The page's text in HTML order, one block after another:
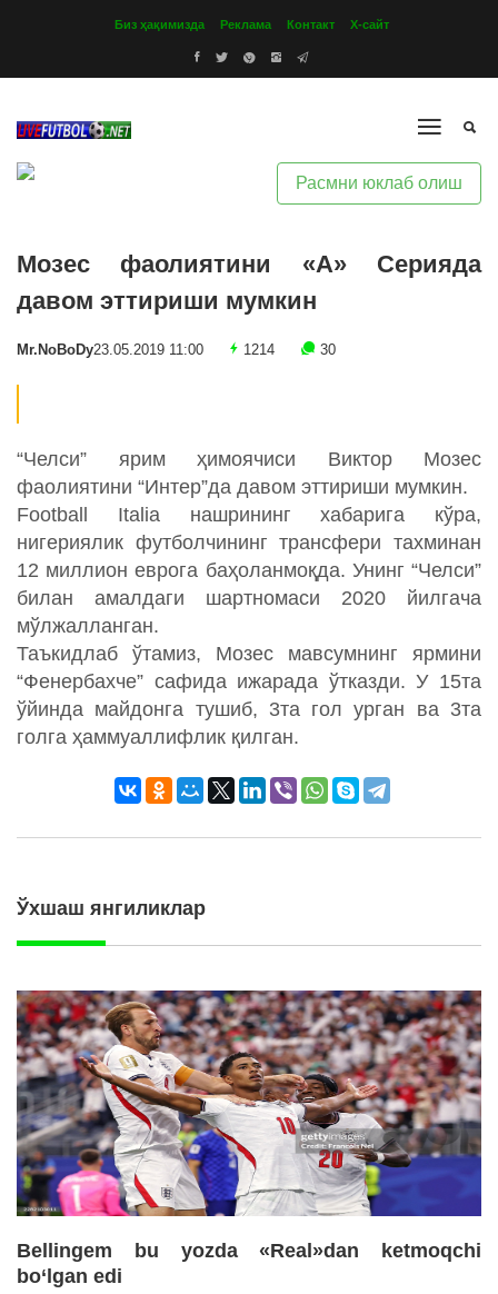
Биз ҳақимизда Реклама Контакт Х-сайт
Расмни юклаб олиш
Мозес фаолиятини «А» Серияда
давом эттириши мумкин
Mr.NoBoDy23.05.2019 11:00 1214 30
“Челси” ярим ҳимоячиси Виктор Мозес
фаолиятини “Интер”да давом эттириши мумкин.
Football Italia нашрининг хабарига кўра,
нигериялик футболчининг трансфери тахминан
12 миллион еврога баҳоланмоқда. Унинг “Челси”
билан амалдаги шартномаси 2020 йилгача
мўлжалланган.
Таъкидлаб ўтамиз, Мозес мавсумнинг ярмини
“Фенербахче” сафида ижарада ўтказди. У 15та
ўйинда майдонга тушиб, 3та гол урган ва 3та
голга ҳаммуаллифлик қилган.
Ўхшаш янгиликлар
Bellingem bu yozda «Real»dan ketmoqchi
bo‘lgan edi